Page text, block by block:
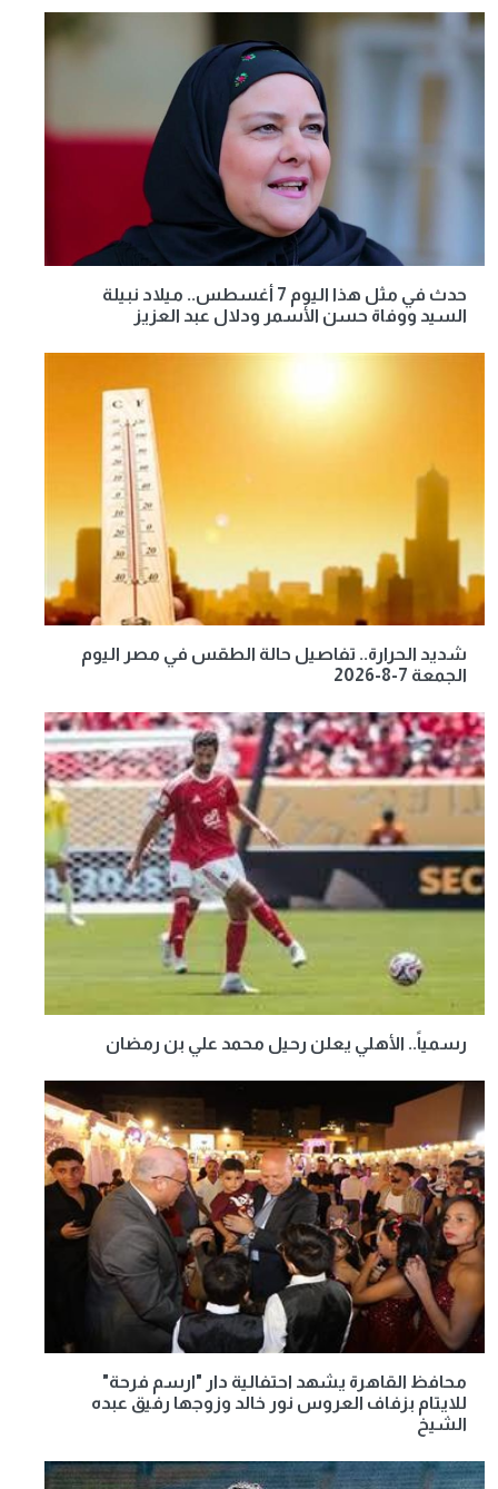
حدث في مثل هذا اليوم 7 أغسطس.. ميلاد نبيلة
السيد ووفاة حسن الأسمر ودلال عبد العزيز
شديد الحرارة.. تفاصيل حالة الطقس في مصر اليوم
الجمعة 7-8-2026
رسمياً.. الأهلي يعلن رحيل محمد علي بن رمضان
محافظ القاهرة يشهد احتفالية دار "ارسم فرحة"
للايتام بزفاف العروس نور خالد وزوجها رفيق عبده
الشيخ